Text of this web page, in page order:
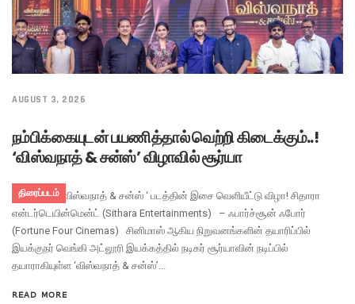
திரைப்படம்
AUGUST 3, 2026
நம்பிக்கையுடன் பயணித்தால் வெற்றி கிடைக்கும்..!
‘விஸ்வநாத் & சன்ஸ்’ விழாவில் சூர்யா
சூர்யாவின் ‘விஸ்வநாத் & சன்ஸ் ‘ படத்தின் இசை வெளியீட்டு விழா! சிதாரா
என்டர்டெயின்மென்ட் (Sithara Entertainments) – ஃபார்ச்சூன் ஃபோர்
(Fortune Four Cinemas) சினிமாஸ் ஆகிய நிறுவனங்களின் தயாரிப்பில்
இயக்குநர் வெங்கி அட்லூரி இயக்கத்தில் நடிகர் சூர்யாவின் நடிப்பில்
தயாராகியுள்ள ‘விஸ்வநாத் & சன்ஸ்’...
READ MORE